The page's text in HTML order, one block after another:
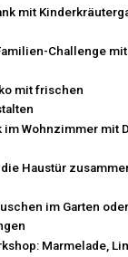
mit
Challenge mit
mit frischen
Wohnzimmer mit
Haustür
im Garten
Marmelade,